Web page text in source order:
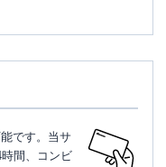
です。当サ
間、コンビ